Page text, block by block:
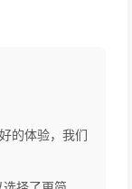
的体验，我们